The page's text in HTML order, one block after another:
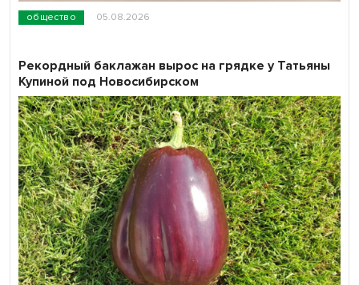
общество 05.08.2026
Рекордный баклажан вырос на грядке у Татьяны
Купиной под Новосибирском